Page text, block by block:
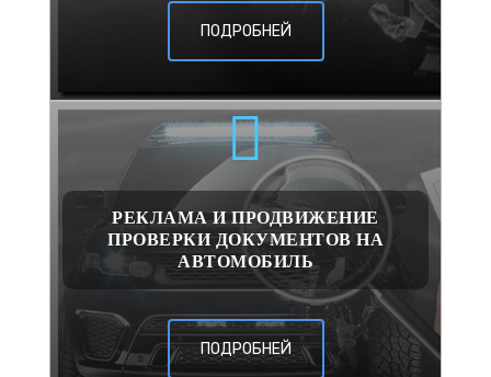
ПОДРОБНЕЙ
РЕКЛАМА И ПРОДВИЖЕНИЕ
ПРОВЕРКИ ДОКУМЕНТОВ НА
АВТОМОБИЛЬ
ПОДРОБНЕЙ